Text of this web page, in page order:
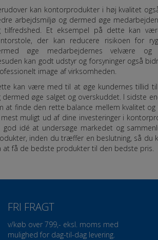
kan kontorprodukter i høj kvalitet
arbejdsmiljø og dermed øge
tilfredshed. Et eksempel på dette kan
der kan reducere risikoen for
øge medarbejdernes velvære og
kan godt udstyr og forsyninger også
image af virksomheden.
kan være med til at øge kundernes tillid til
dermed øge salget og overskuddet. I sidste
at finde den rette balance mellem kvalitet og
muligt ud af dine investeringer i
god idé at undersøge markedet og
inden du træffer en beslutning, så du
at få de bedste produkter til den bedste pris.
FRI FRAGT
v/køb over 799,- eksl. moms med
mulighed for dag-til-dag levering.